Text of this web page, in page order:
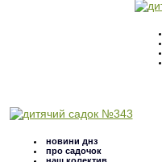
новини днз
про садочок
наш колектив